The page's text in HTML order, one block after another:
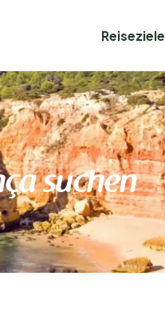
Reiseziele
suchen